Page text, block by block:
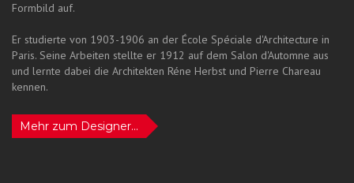
Formbild auf.
Er studierte von 1903-1906 an der École Spéciale d'Architecture in
Paris. Seine Arbeiten stellte er 1912 auf dem Salon d'Automne aus
und lernte dabei die Architekten Réne Herbst und Pierre Chareau
kennen.
Mehr zum Designer...